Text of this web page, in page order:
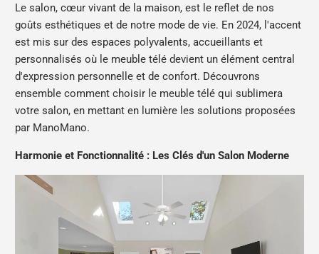
Le salon, cœur vivant de la maison, est le reflet de nos
goûts esthétiques et de notre mode de vie. En 2024, l'accent
est mis sur des espaces polyvalents, accueillants et
personnalisés où le meuble télé devient un élément central
d'expression personnelle et de confort. Découvrons
ensemble comment choisir le meuble télé qui sublimera
votre salon, en mettant en lumière les solutions proposées
par ManoMano.
Harmonie et Fonctionnalité : Les Clés d'un Salon Moderne